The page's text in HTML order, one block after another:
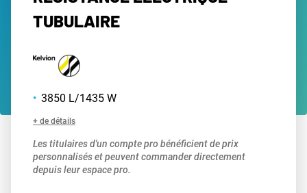
TUBULAIRE
3850 L/1435 W
+ de détails
Les titulaires d'un compte pro bénéficient de prix
personnalisés et peuvent commander directement
depuis leur espace pro.